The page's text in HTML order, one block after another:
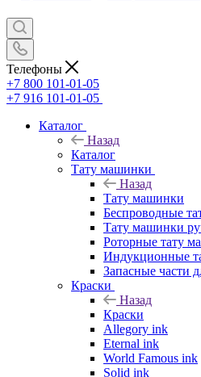
Телефоны
+7 800 101-01-05
+7 916 101-01-05
Каталог
Назад
Каталог
Тату машинки
Назад
Тату машинки
Беспроводные
Тату машинки
Роторные тату
Индукционные
Запасные части
Краски
Назад
Краски
Allegory ink
Eternal ink
World Famous ink
Solid ink